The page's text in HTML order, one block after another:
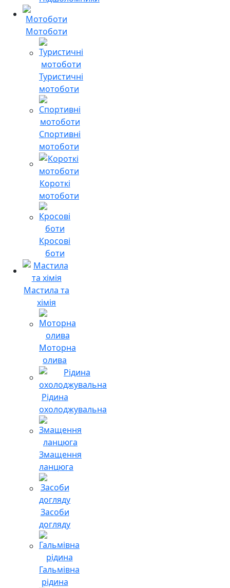
Мотоботи
Туристичні
мотоботи
Спортивні
мотоботи
Короткі
мотоботи
Кросові
боти
Мастила та
хімія
Моторна
олива
Рідина
охолоджувальна
Змащення
ланцюга
Засоби
догляду
Гальмівна
рідина